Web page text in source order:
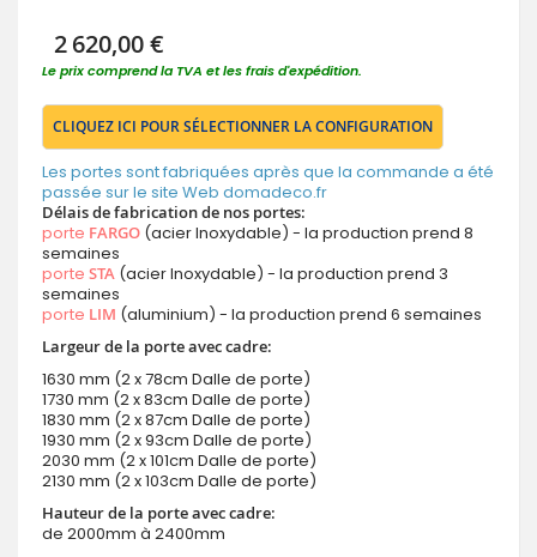
2 620,00 €
Le prix comprend la TVA et les frais d'expédition.
CLIQUEZ ICI POUR SÉLECTIONNER LA CONFIGURATION
Les portes sont fabriquées après que la commande a été
passée sur le site Web domadeco.fr
Délais de fabrication de nos portes:
porte FARGO (acier Inoxydable) - la production prend 8
semaines
porte STA (acier Inoxydable) - la production prend 3
semaines
porte LIM (aluminium) - la production prend 6 semaines
Largeur de la porte avec cadre:
1630 mm (2 x 78cm Dalle de porte)
1730 mm (2 x 83cm Dalle de porte)
1830 mm (2 x 87cm Dalle de porte)
1930 mm (2 x 93cm Dalle de porte)
2030 mm (2 x 101cm Dalle de porte)
2130 mm (2 x 103cm Dalle de porte)
Hauteur de la porte avec cadre:
de 2000mm à 2400mm